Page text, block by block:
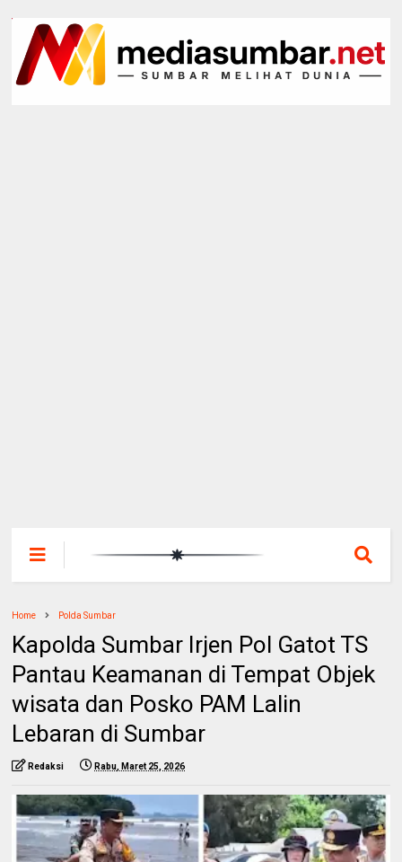
Home Polda Sumbar
Kapolda Sumbar Irjen Pol Gatot TS
Pantau Keamanan di Tempat Objek
wisata dan Posko PAM Lalin
Lebaran di Sumbar
Redaksi Rabu, Maret 25, 2026